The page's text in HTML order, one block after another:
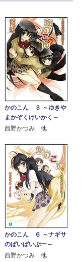
かのこん ３ ～ゆきや
まかぞくけいかく～
西野かつみ 他
かのこん ６ ～ナギサ
のぱいぱいぷー～
西野かつみ 他